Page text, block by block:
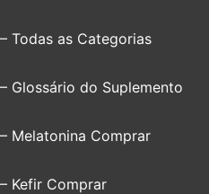
– Todas as Categorias
– Glossário do Suplemento
– Melatonina Comprar
– Kefir Comprar